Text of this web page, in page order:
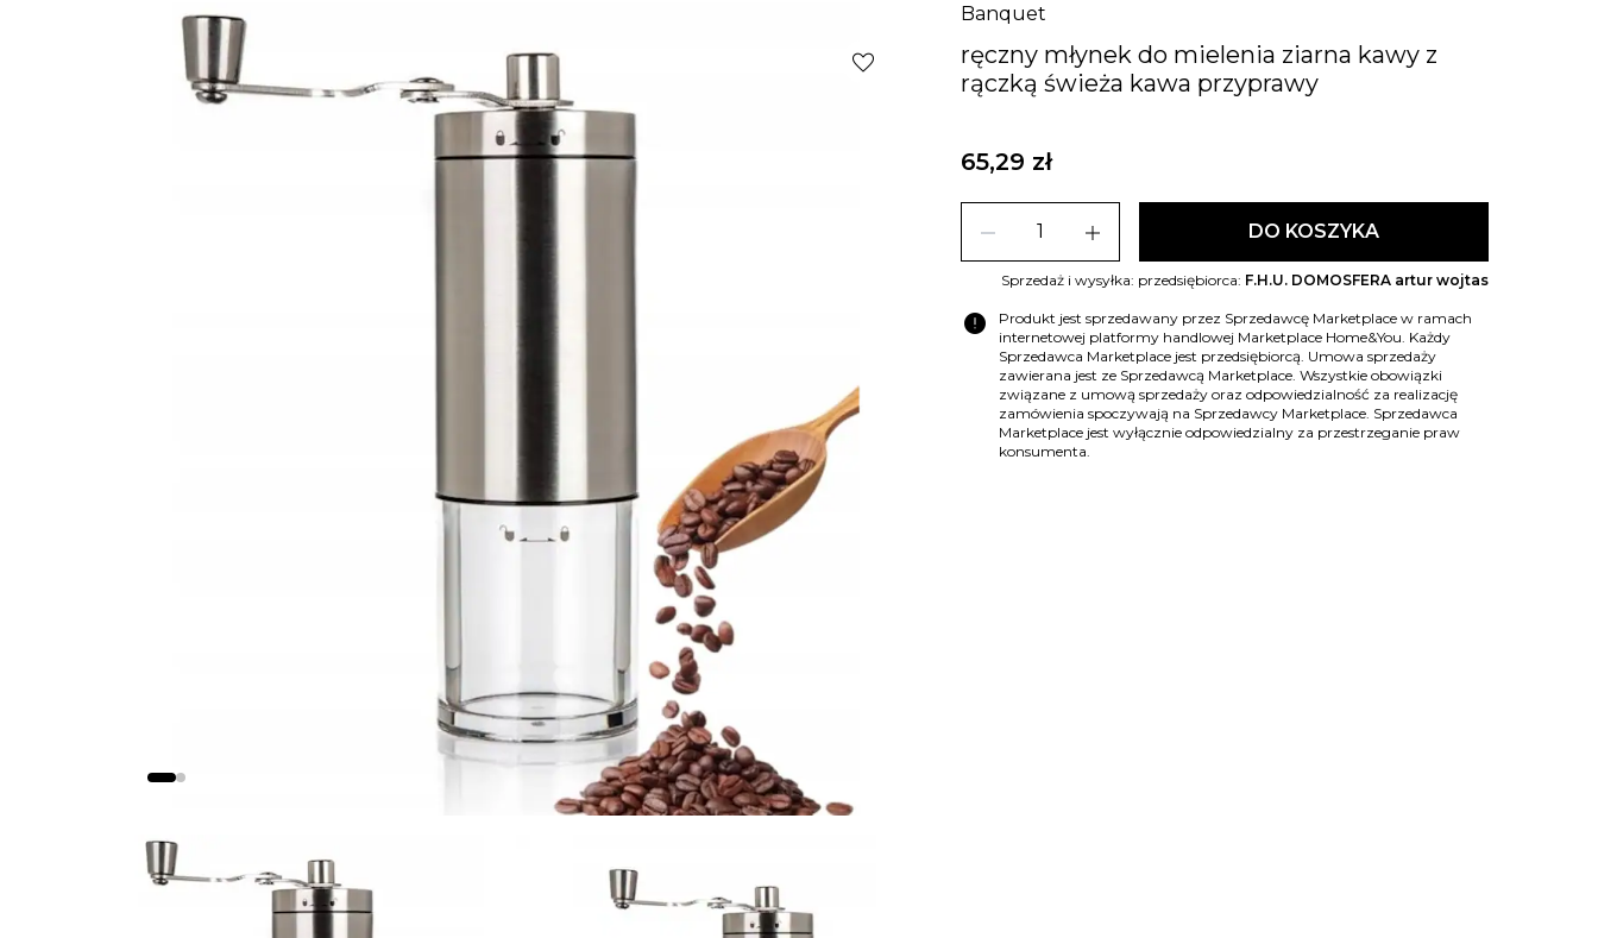
Banquet
ręczny młynek do mielenia ziarna kawy z
rączką świeża kawa przyprawy
65,29 zł
remove add DO KOSZYKA
Sprzedaż i wysyłka: przedsiębiorca: F.H.U. DOMOSFERA artur wojtas
error
Produkt jest sprzedawany przez Sprzedawcę Marketplace w ramach
internetowej platformy handlowej Marketplace Home&You. Każdy
Sprzedawca Marketplace jest przedsiębiorcą. Umowa sprzedaży
zawierana jest ze Sprzedawcą Marketplace. Wszystkie obowiązki
związane z umową sprzedaży oraz odpowiedzialność za realizację
zamówienia spoczywają na Sprzedawcy Marketplace. Sprzedawca
Marketplace jest wyłącznie odpowiedzialny za przestrzeganie praw
konsumenta.
favorite